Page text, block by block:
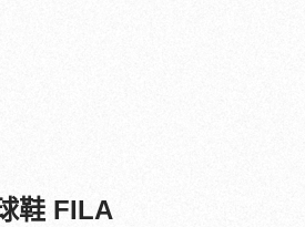
鞋 FILA